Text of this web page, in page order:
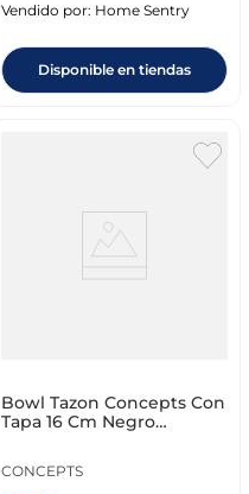
Vendido por: Home Sentry
Disponible en tiendas
Bowl Tazon Concepts Con
Tapa 16 Cm Negro
CONCEPTS